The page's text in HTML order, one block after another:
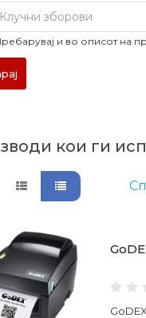
и во описот на
кои ги